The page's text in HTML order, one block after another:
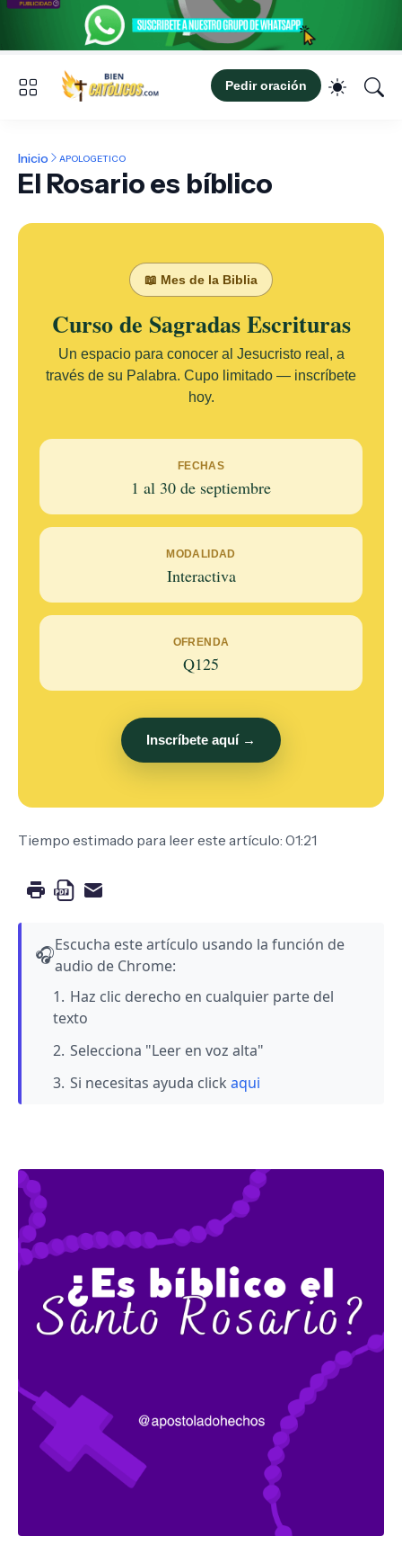
Pedir oración
Inicio APOLOGETICO
El Rosario es bíblico
📖 Mes de la Biblia
Curso de Sagradas Escrituras
Un espacio para conocer al Jesucristo real, a
través de su Palabra. Cupo limitado — inscríbete
hoy.
FECHAS
1 al 30 de septiembre
MODALIDAD
Interactiva
OFRENDA
Q125
Inscríbete aquí →
Tiempo estimado para leer este artículo: 01:21
🎧Escucha este artículo usando la función de
audio de Chrome:
Haz clic derecho en cualquier parte del
texto
Selecciona "Leer en voz alta"
Si necesitas ayuda click aqui